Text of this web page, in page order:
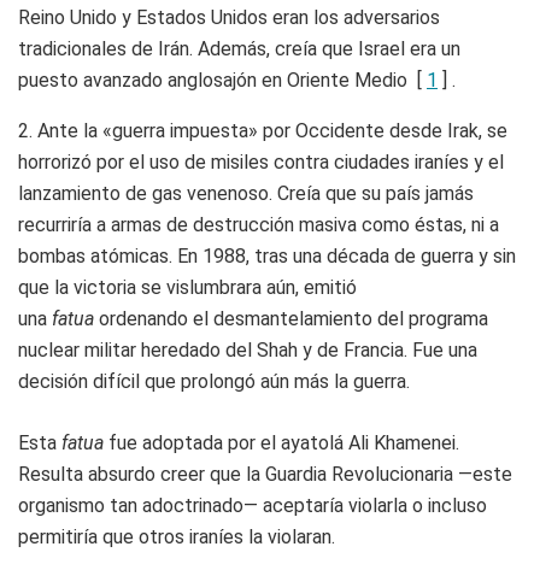
Reino Unido y Estados Unidos eran los adversarios
tradicionales de Irán. Además, creía que Israel era un
puesto avanzado anglosajón en Oriente Medio [ 1 ] .
2. Ante la «guerra impuesta» por Occidente desde Irak, se
horrorizó por el uso de misiles contra ciudades iraníes y el
lanzamiento de gas venenoso. Creía que su país jamás
recurriría a armas de destrucción masiva como éstas, ni a
bombas atómicas. En 1988, tras una década de guerra y sin
que la victoria se vislumbrara aún, emitió
una fatua ordenando el desmantelamiento del programa
nuclear militar heredado del Shah y de Francia. Fue una
decisión difícil que prolongó aún más la guerra.
Esta fatua fue adoptada por el ayatolá Ali Khamenei.
Resulta absurdo creer que la Guardia Revolucionaria —este
organismo tan adoctrinado— aceptaría violarla o incluso
permitiría que otros iraníes la violaran.